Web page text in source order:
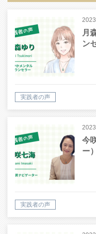
月
ン
実践者の声
今
ー）
実践者の声